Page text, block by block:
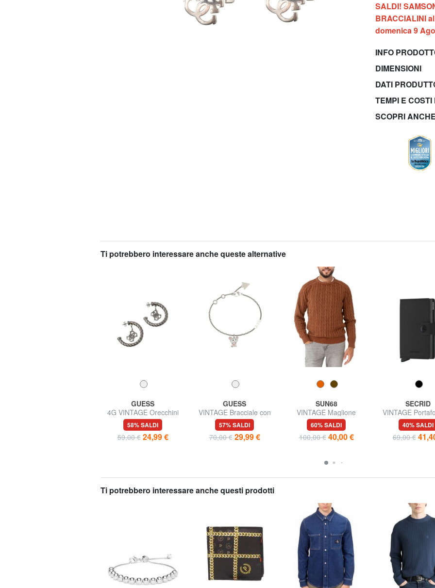
SALDI!
BRACCIALINI
domenica 9
INFO
DIMENSIONI
DATI
TEMPI E
SCOPRI ANCHE
Ti potrebbero interessare anche queste alternative
GUESS
4G VINTAGE Orecchini
mezzo cerchio con charm
58% SALDI
59,00 € 24,99 €
GUESS
VINTAGE Bracciale con
charm topolino
57% SALDI
70,00 € 29,99 €
SUN68
VINTAGE Maglione
girocollo a trecce
60% SALDI
100,00 € 40,00 €
SECRID
VINTAGE
pelle con
alluminio
40% SALDI
69,00 €
Ti potrebbero interessare anche questi prodotti